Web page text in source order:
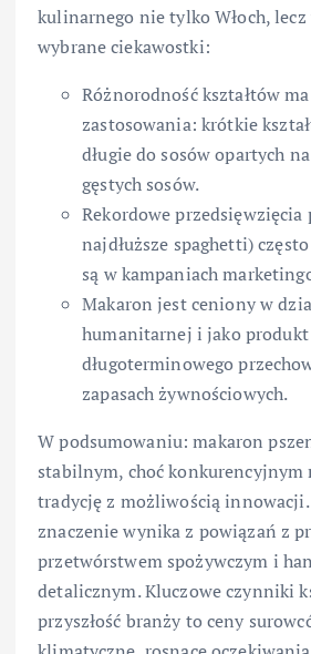
kulinarnego nie tylko Włoch,
wybrane ciekawostki:
Różnorodność kształtów
zastosowania: krótkie
długie do sosów opartych
gęstych sosów.
Rekordowe
najdłuższe spaghetti)
są w kampaniach
Makaron jest ceniony w
humanitarnej i jako produkt
długoterminowego
zapasach żywnościowych.
W podsumowaniu: makaron
stabilnym, choć konkurencyjnym
tradycję z możliwością innowacji.
znaczenie wynika z powiązań z
przetwórstwem spożywczym i
detalicznym. Kluczowe czynniki
przyszłość branży to ceny